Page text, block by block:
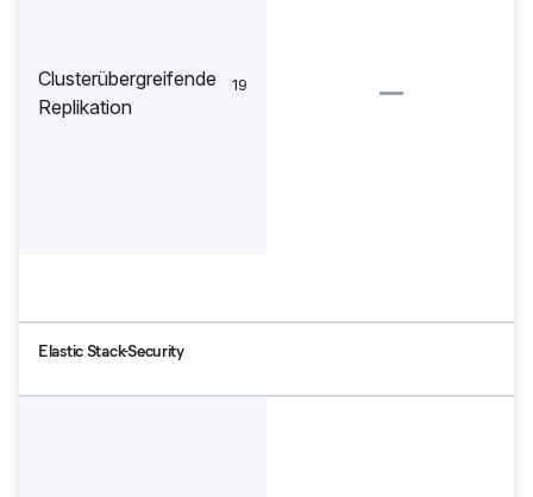
Clusterübergreifende
Replikation
19
Elastic Stack-Security